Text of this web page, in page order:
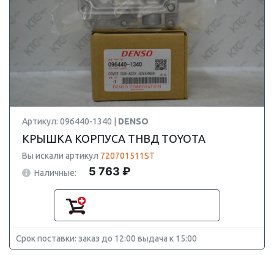
Артикул: 096440-1340 | DENSO
КРЫШКА КОРПУСА ТНВД TOYOTA
Вы искали артикул 720701511ST
Наличные:
5 763 ₽
Срок поставки: заказ до 12:00 выдача к 15:00